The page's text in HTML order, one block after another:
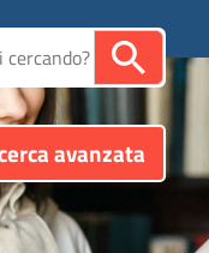
avanzata